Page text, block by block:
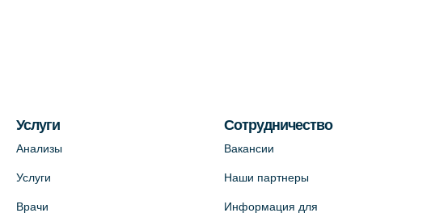
+7 (812) 660-73-69
Услуги
Анализы
Услуги
Врачи
Сотрудничество
Вакансии
Наши партнеры
Информация для